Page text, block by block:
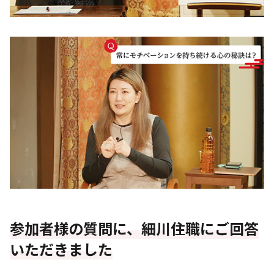
参加者様の質問に、細川住職にご回答
いただきました